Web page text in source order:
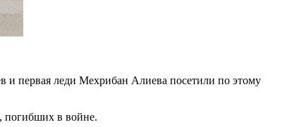
первая леди Мехрибан Алиева посетили по этому
погибших в войне.